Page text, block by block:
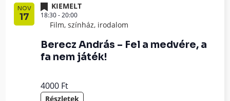
NOV
17
Berecz András – Fel a medvére, a
fa nem játék!
KIEMELT
18:30-20:00
Film, színház, irodalom
4000 Ft
Részletek